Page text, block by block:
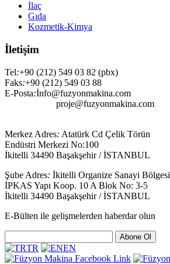
İlaç
Gıda
Kozmetik-Kimya
İletişim
Tel:+90 (212) 549 03 82 (pbx)
Faks:+90 (212) 549 03 88
E-Posta:İnfo@fuzyonmakina.com
proje@fuzyonmakina.com
Merkez Adres: Atatürk Cd Çelik Törün
Endüstri Merkezi No:100
İkitelli 34490 Başakşehir / İSTANBUL
Şube Adres: İkitelli Organize Sanayi Bölgesi
İPKAS Yapı Koop. 10 A Blok No: 3-5
İkitelli 34490 Başakşehir / İSTANBUL
E-Bülten ile gelişmelerden haberdar olun
Abone Ol
TR EN